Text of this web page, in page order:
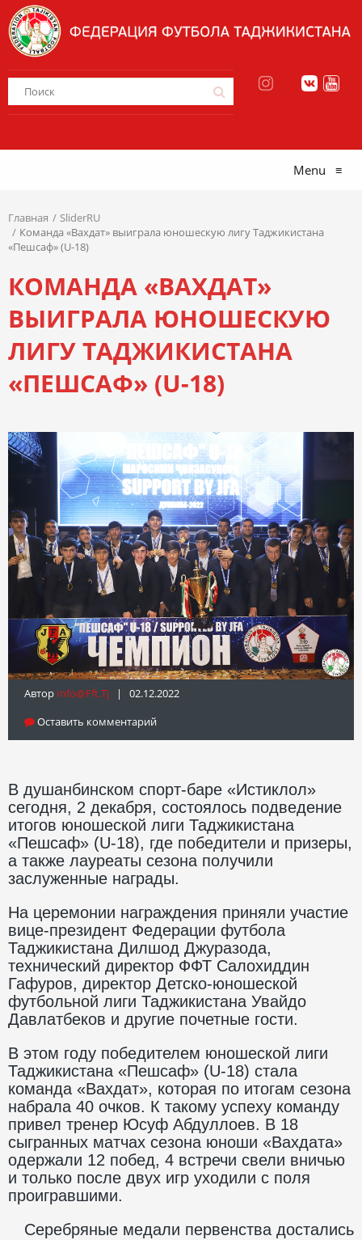
Menu ≡
Главная
SliderRU
Команда «Вахдат» выиграла юношескую лигу Таджикистана
«Пешсаф» (U-18)
КОМАНДА «ВАХДАТ»
ВЫИГРАЛА ЮНОШЕСКУЮ
ЛИГУ ТАДЖИКИСТАНА
«ПЕШСАФ» (U-18)
Автор Info@fft.tj | 02.12.2022
Оставить комментарий
В душанбинском спорт-баре «Истиклол»
сегодня, 2 декабря, состоялось подведение
итогов юношеской лиги Таджикистана
«Пешсаф» (U-18), где победители и призеры,
а также лауреаты сезона получили
заслуженные награды.
На церемонии награждения приняли участие
вице-президент Федерации футбола
Таджикистана Дилшод Джуразода,
технический директор ФФТ Салохиддин
Гафуров, директор Детско-юношеской
футбольной лиги Таджикистана Увайдо
Давлатбеков и другие почетные гости.
В этом году победителем юношеской лиги
Таджикистана «Пешсаф» (U-18) стала
команда «Вахдат», которая по итогам сезона
набрала 40 очков. К такому успеху команду
привел тренер Юсуф Абдуллоев. В 18
сыгранных матчах сезона юноши «Вахдата»
одержали 12 побед, 4 встречи свели вничью
и только после двух игр уходили с поля
проигравшими.
Серебряные медали первенства достались